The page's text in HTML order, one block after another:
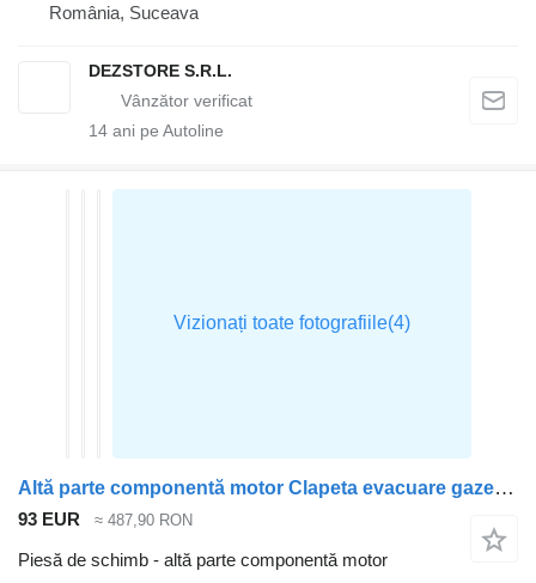
România, Suceava
DEZSTORE S.R.L.
14 ani pe Autoline
Altă parte componentă motor Clapeta evacuare gaze 11658575486 pentru automobil BMW X7
93 EUR ≈ 487,90 RON
Piesă de schimb - altă parte componentă motor